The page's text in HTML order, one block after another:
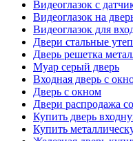
Видеоглазок с
Видеоглазок на
Видеоглазок для
Двери стальные
Дверь решетка
Муар серый дверь
Входная дверь с
Дверь с окном
Двери распродажа
Купить дверь
Купить